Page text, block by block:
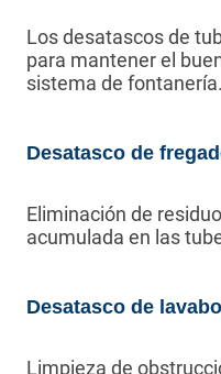
Los desatascos de
para mantener el
sistema de
Desatasco de
Eliminación de
acumulada en las
Desatasco de
Limpieza de